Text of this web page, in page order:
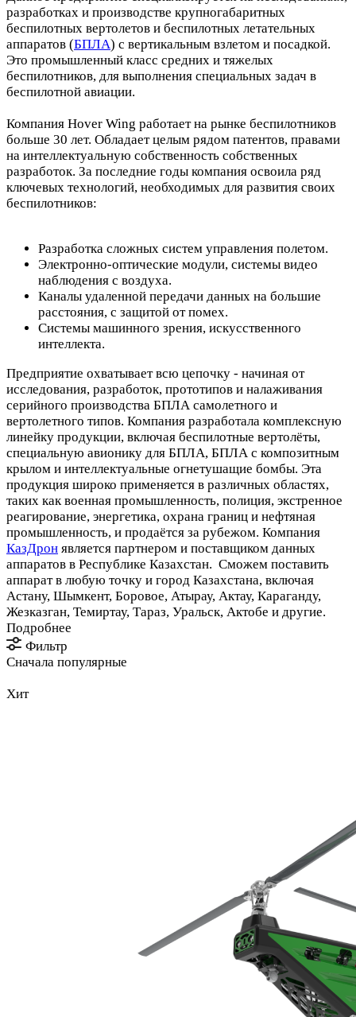
разработках и производстве крупногабаритных
беспилотных вертолетов и беспилотных летательных
аппаратов (БПЛА) с вертикальным взлетом и посадкой.
Это промышленный класс средних и тяжелых
беспилотников, для выполнения специальных задач в
беспилотной авиации.
Компания Hover Wing работает на рынке беспилотников
больше 30 лет. Обладает целым рядом патентов, правами
на интеллектуальную собственность собственных
разработок. За последние годы компания освоила ряд
ключевых технологий, необходимых для развития своих
беспилотников:
Разработка сложных систем управления полетом.
Электронно-оптические модули, системы видео
наблюдения с воздуха.
Каналы удаленной передачи данных на большие
расстояния, с защитой от помех.
Системы машинного зрения, искусственного
интеллекта.
Предприятие охватывает всю цепочку - начиная от
исследования, разработок, прототипов и налаживания
серийного производства БПЛА самолетного и
вертолетного типов. Компания разработала комплексную
линейку продукции, включая беспилотные вертолёты,
специальную авионику для БПЛА, БПЛА с композитным
крылом и интеллектуальные огнетушащие бомбы. Эта
продукция широко применяется в различных областях,
таких как военная промышленность, полиция, экстренное
реагирование, энергетика, охрана границ и нефтяная
промышленность, и продаётся за рубежом. Компания
КазДрон является партнером и поставщиком данных
аппаратов в Республике Казахстан. Сможем поставить
аппарат в любую точку и город Казахстана, включая
Астану, Шымкент, Боровое, Атырау, Актау, Караганду,
Жезказган, Темиртау, Тараз, Уральск, Актобе и другие.
Подробнее
Фильтр
Сначала популярные
Хит